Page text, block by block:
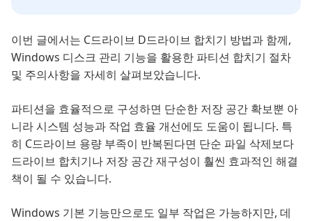
이번 글에서는 C드라이브 D드라이브 합치기 방법과 함께,
Windows 디스크 관리 기능을 활용한 파티션 합치기 절차
및 주의사항을 자세히 살펴보았습니다.
파티션을 효율적으로 구성하면 단순한 저장 공간 확보뿐 아
니라 시스템 성능과 작업 효율 개선에도 도움이 됩니다. 특
히 C드라이브 용량 부족이 반복된다면 단순 파일 삭제보다
드라이브 합치기나 저장 공간 재구성이 훨씬 효과적인 해결
책이 될 수 있습니다.
Windows 기본 기능만으로도 일부 작업은 가능하지만, 데